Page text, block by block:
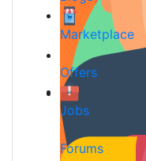
Marketplace
Offers
Jobs
Forums